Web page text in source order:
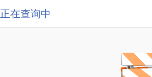
正在查询中